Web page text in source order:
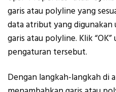
garis atau polyline yang
data atribut yang
garis atau polyline. Klik
pengaturan tersebut.
Dengan langkah-langkah di